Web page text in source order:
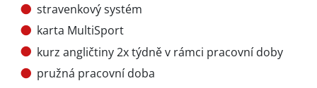
stravenkový systém
karta MultiSport
kurz angličtiny 2x týdně v rámci pracovní doby
pružná pracovní doba